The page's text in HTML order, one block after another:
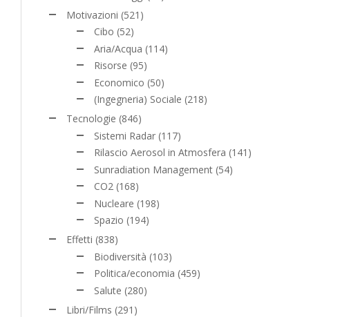
Motivazioni (521)
Cibo (52)
Aria/Acqua (114)
Risorse (95)
Economico (50)
(Ingegneria) Sociale (218)
Tecnologie (846)
Sistemi Radar (117)
Rilascio Aerosol in Atmosfera (141)
Sunradiation Management (54)
CO2 (168)
Nucleare (198)
Spazio (194)
Effetti (838)
Biodiversità (103)
Politica/economia (459)
Salute (280)
Libri/Films (291)